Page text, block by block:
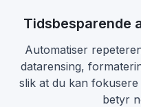
Tidsbesparende
Automatiser
datarensing,
slik at du kan
betyr